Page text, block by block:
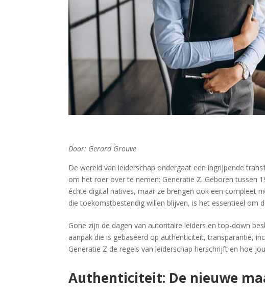
Door: Gerard Grouve
De wereld van leiderschap ondergaat een ingrijpende
om het roer over te nemen: Generatie Z. Geboren tussen
échte digital natives, maar ze brengen ook een compleet
die toekomstbestendig willen blijven, is het essentieel om
Gone zijn de dagen van autoritaire leiders en top-down
aanpak die is gebaseerd op authenticiteit, transparantie,
Generatie Z de regels van leiderschap herschrijft en hoe
Authenticiteit: De nieuwe